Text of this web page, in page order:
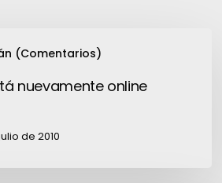
(Comentarios)
nuevamente online
de 2010